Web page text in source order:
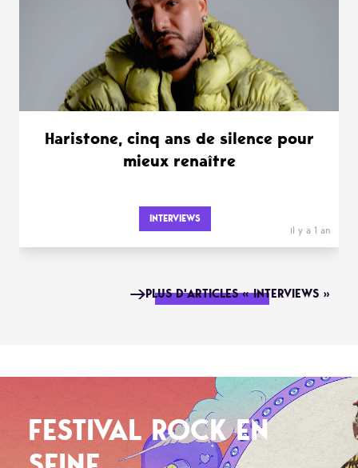
Haristone, cinq ans de silence pour
mieux renaître
INTERVIEWS
il y a 1 an
PLUS D'ARTICLES « INTERVIEWS »
FESTIVAL ROCK EN